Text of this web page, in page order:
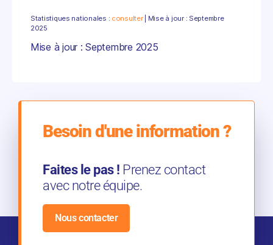
Statistiques nationales : consulter| Mise à jour : Septembre
2025
Mise à jour : Septembre 2025
Besoin d'une information ?
Faites le pas ! Prenez contact
avec notre équipe.
Nous contacter